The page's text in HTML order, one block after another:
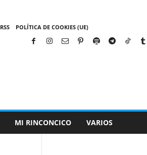
RSS POLÍTICA DE COOKIES (UE)
MI RINCONCICO VARIOS